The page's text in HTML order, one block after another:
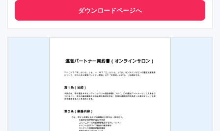
ダウンロードページへ